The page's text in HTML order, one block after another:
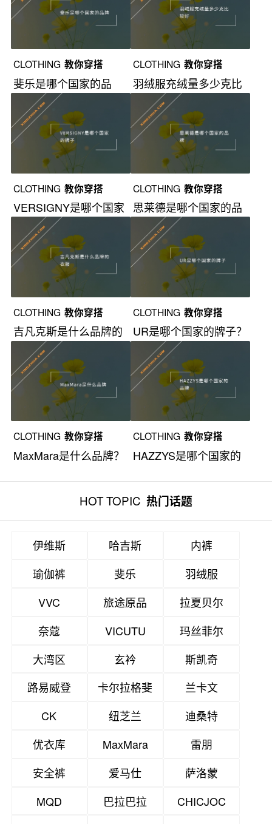
CLOTHING 教你穿搭
斐乐是哪个国家的品
牌？
CLOTHING 教你穿搭
羽绒服充绒量多少克比
较好？
CLOTHING 教你穿搭
VERSIGNY是哪个国家
的牌子？
CLOTHING 教你穿搭
思莱德是哪个国家的品
牌？
CLOTHING 教你穿搭
吉凡克斯是什么品牌的
衣服？
CLOTHING 教你穿搭
UR是哪个国家的牌子？
CLOTHING 教你穿搭
MaxMara是什么品牌？
CLOTHING 教你穿搭
HAZZYS是哪个国家的
HOT TOPIC 热门话题
伊维斯 哈吉斯
内裤
瑜伽裤
斐乐
羽绒服
VVC
旅途原品
拉夏贝尔
奈蔻
VICUTU
玛丝菲尔
大湾区
玄衿
斯凯奇
路易威登
卡尔拉格斐
兰卡文
CK
纽芝兰
迪桑特
优衣库
MaxMara
雷朋
安全裤
爱马仕
萨洛蒙
MQD
巴拉巴拉
CHICJOC